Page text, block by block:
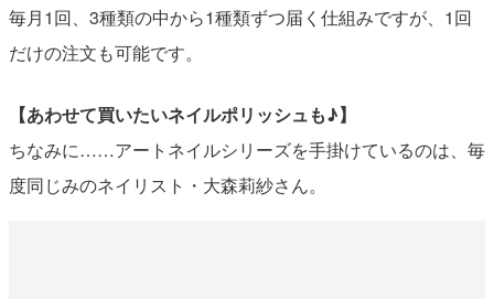
毎月1回、3種類の中から1種類ずつ届く仕組みですが、1回
だけの注文も可能です。
【あわせて買いたいネイルポリッシュも♪】
ちなみに……アートネイルシリーズを手掛けているのは、毎
度同じみのネイリスト・大森莉紗さん。